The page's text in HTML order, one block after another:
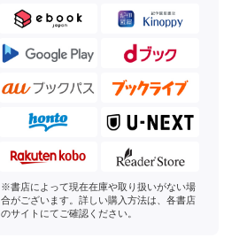
※書店によって現在在庫や取り扱いがない場
合がございます。詳しい購入方法は、各書店
のサイトにてご確認ください。